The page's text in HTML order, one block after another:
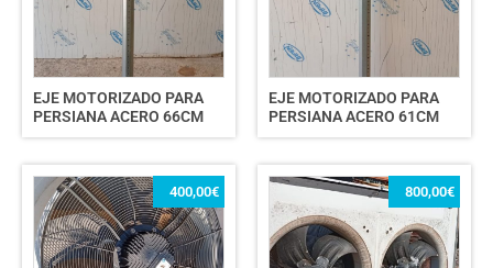
EJE MOTORIZADO PARA
PERSIANA ACERO 66CM
EJE MOTORIZADO PARA
PERSIANA ACERO 61CM
400,00€ 800,00€